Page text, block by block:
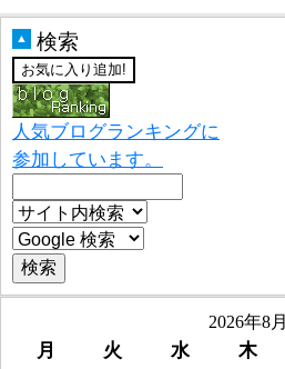
▲ 検索
人気ブログランキングに
参加しています。
2026年8月
月 火 水 木